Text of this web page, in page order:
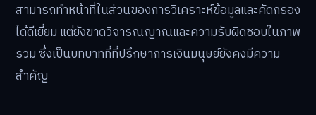
สามารถทำหน้าที่ในส่วนของการวิเคราะห์ข้อมูลและคัดกรอง
ได้ดีเยี่ยม แต่ยังขาดวิจารณญาณและความรับผิดชอบในภาพ
รวม ซึ่งเป็นบทบาทที่ที่ปรึกษาการเงินมนุษย์ยังคงมีความ
สำคัญ